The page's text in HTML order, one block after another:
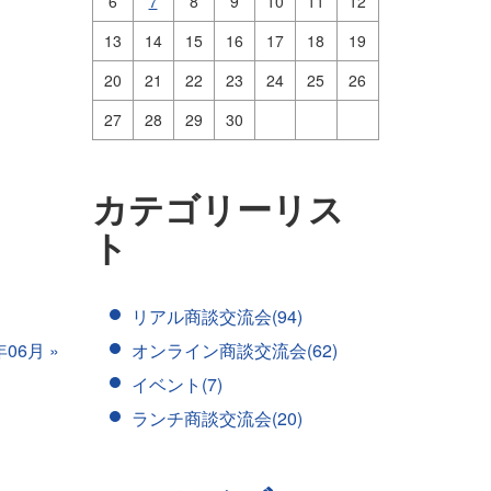
06月 »
13
14 15 16 17 18
19
20
21 22 23 24 25
26
27
28 29 30
カテゴリーリス
ト
リアル商談交流会(94)
オンライン商談交流会(62)
イベント(7)
ランチ商談交流会(20)